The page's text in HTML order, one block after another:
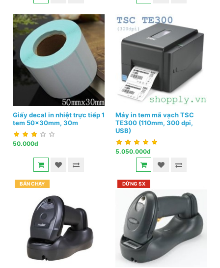
Giấy decal in nhiệt trực tiếp 1
tem 50x30mm, 30m
50.000đ
Máy in tem mã vạch TSC
TE300 (110mm, 300 dpi,
USB)
5.050.000đ
BÁN CHẠY DỪNG SX